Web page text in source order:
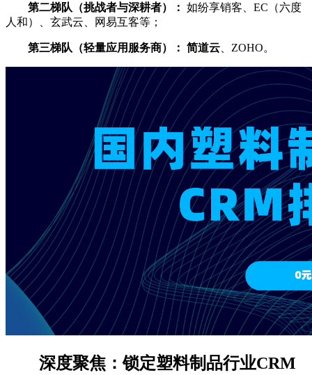
第二梯队（挑战者与深耕者）： 如纷享销客、EC（六度
人和）、玄武云、网易互客等；
第三梯队（轻量应用服务商）： 简道云 ‌、ZOHO。
深度聚焦：锁定塑料制品行业CRM